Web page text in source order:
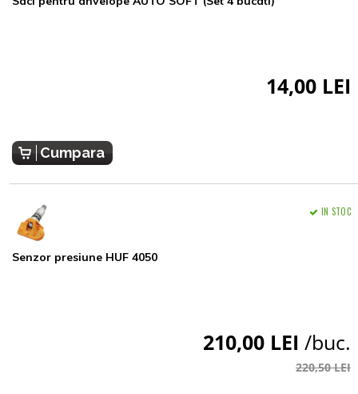
14,00 LEI
Cumpara
Senzor presiune HUF 4050
IN STOC
210,00 LEI /buc.
220,50 LEI